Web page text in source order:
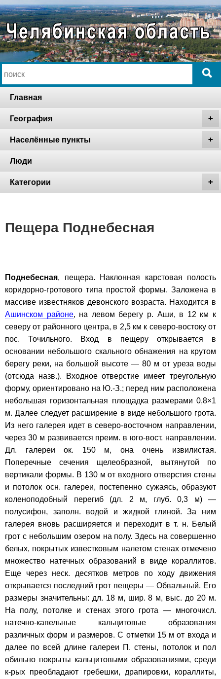
Главная
География
Населённые пункты
Люди
Категории
Пещера Поднебесная
Поднебесная, пещера. Наклонная карстовая полость
коридорно-гротового типа простой формы. Заложена в
массиве известняков девонского возраста. Находится в
Ашинском районе, на левом берегу р. Аши, в 12 км к
северу от районного центра, в 2,5 км к северо-востоку от
пос. Точильного. Вход в пещеру открывается в
основании небольшого скального обнажения на крутом
берегу реки, на большой высоте — 80 м от уреза воды
(отсюда назв.). Входное отверстие имеет треугольную
форму, ориентировано на Ю.-З.; перед ним расположена
небольшая горизонтальная площадка размерами 0,8×1
м. Далее следует расширение в виде небольшого грота.
Из него галерея идет в северо-восточном направлении,
через 30 м развивается преим. в юго-вост. направлении.
Дл. галереи ок. 150 м, она очень извилистая.
Поперечные сечения щелеобразной, вытянутой по
вертикали формы. В 130 м от входного отверстия стены
и потолок осн. галереи, постепенно сужаясь, образуют
коленоподобный перегиб (дл. 2 м, глуб. 0,3 м) —
полусифон, заполн. водой и жидкой глиной. За ним
галерея вновь расширяется и переходит в т. н. Белый
грот с небольшим озером на полу. Здесь на совершенно
белых, покрытых известковым налетом стенах отмечено
множество натечных образований в виде кораллитов.
Еще через неск. десятков метров по ходу движения
открывается последний грот пещеры — Обвальный. Его
размеры значительны: дл. 18 м, шир. 8 м, выс. до 20 м.
На полу, потолке и стенах этого грота — многочисл.
натечно-капельные кальцитовые образования
различных форм и размеров. С отметки 15 м от входа и
далее по всей длине галереи П. стены, потолок и пол
обильно покрыты кальцитовыми образованиями, среди
к-рых преобладают гребешки, драпировки, кораллиты,